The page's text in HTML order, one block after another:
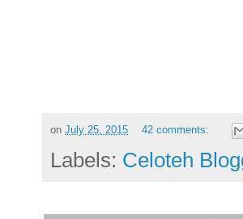
on July 25, 2015 42 comments:
Labels: Celoteh